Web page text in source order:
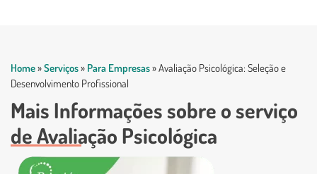
Home»Serviços» Para Empresas»Avaliação Psicológica: Seleção e
Desenvolvimento Profissional
Mais Informações sobre o serviço
de Avaliação Psicológica